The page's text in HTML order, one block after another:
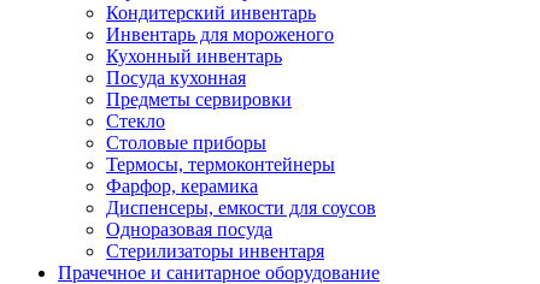
Кондитерский инвентарь
Инвентарь для мороженого
Кухонный инвентарь
Посуда кухонная
Предметы сервировки
Стекло
Столовые приборы
Термосы, термоконтейнеры
Фарфор, керамика
Диспенсеры, емкости для соусов
Одноразовая посуда
Стерилизаторы инвентаря
Прачечное и санитарное оборудование